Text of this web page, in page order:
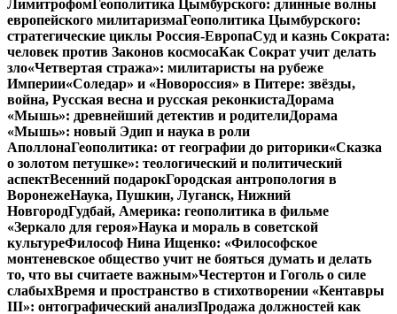
ЛимитрофомГеополитика Цымбурского: длинные волны
европейского милитаризмаГеополитика Цымбурского:
стратегические циклы Россия-ЕвропаСуд и казнь Сократа:
человек против Законов космосаКак Сократ учит делать
зло«Четвертая стража»: милитаристы на рубеже
Империи«Соледар» и «Новороссия» в Питере: звёзды,
война, Русская весна и русская реконкистаДорама
«Мышь»: древнейший детектив и родителиДорама
«Мышь»: новый Эдип и наука в роли
АполлонаГеополитика: от географии до риторики«Сказка
о золотом петушке»: теологический и политический
аспектВесенний подарокГородская антропология в
ВоронежеНаука, Пушкин, Луганск, Нижний
НовгородГудбай, Америка: геополитика в фильме
«Зеркало для героя»Наука и мораль в советской
культуреФилософ Нина Ищенко: «Философское
монтеневское общество учит не бояться думать и делать
то, что вы считаете важным»Честертон и Гоголь о силе
слабыхВремя и пространство в стихотворении «Кентавры
III»: онтографический анализПродажа должностей как